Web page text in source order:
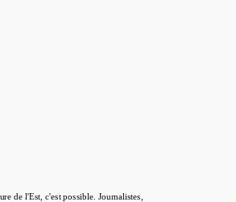
de l'Est, c'est possible. Journalistes,